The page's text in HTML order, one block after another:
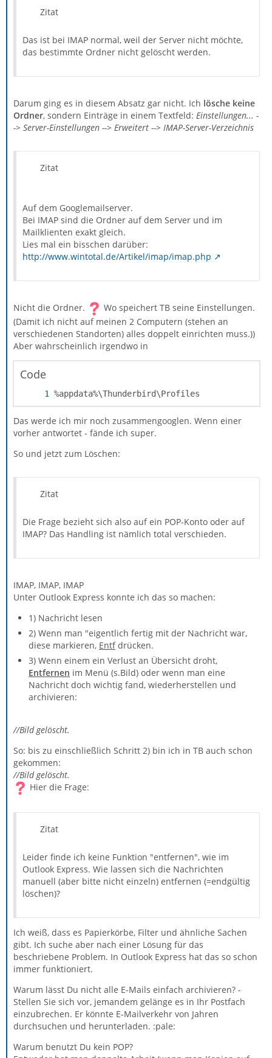
Zitat
Das ist bei IMAP normal, weil der Server nicht möchte,
das bestimmte Ordner nicht gelöscht werden.
Darum ging es in diesem Absatz gar nicht. Ich lösche keine
Ordner, sondern Einträge in einem Textfeld: Einstellungen... -
-> Server-Einstellungen --> Erweitert --> IMAP-Server-Verzeichnis
Zitat
Auf dem Googlemailserver.
Bei IMAP sind die Ordner auf dem Server und im
Mailklienten exakt gleich.
Lies mal ein bisschen darüber:
http://www.wintotal.de/Artikel/imap/imap.php
Nicht die Ordner.
Wo speichert TB seine Einstellungen.
(Damit ich nicht auf meinen 2 Computern (stehen an
verschiedenen Standorten) alles doppelt einrichten muss.))
Aber wahrscheinlich irgendwo in
Code
%appdata%\Thunderbird\Profiles
Das werde ich mir noch zusammengooglen. Wenn einer
vorher antwortet - fände ich super.
So und jetzt zum Löschen:
Zitat
Die Frage bezieht sich also auf ein POP-Konto oder auf
IMAP? Das Handling ist nämlich total verschieden.
IMAP, IMAP, IMAP
Unter Outlook Express konnte ich das so machen:
1) Nachricht lesen
2) Wenn man "eigentlich fertig mit der Nachricht war,
diese markieren, Entfdrücken.
3) Wenn einem ein Verlust an Übersicht droht,
Entfernen im Menü (s.Bild) oder wenn man eine
Nachricht doch wichtig fand, wiederherstellen und
archivieren:
//Bild gelöscht.
So: bis zu einschließlich Schritt 2) bin ich in TB auch schon
gekommen:
//Bild gelöscht.
Hier die Frage:
Zitat
Leider finde ich keine Funktion "entfernen", wie im
Outlook Express. Wie lassen sich die Nachrichten
manuell (aber bitte nicht einzeln) entfernen (=endgültig
löschen)?
Ich weiß, dass es Papierkörbe, Filter und ähnliche Sachen
gibt. Ich suche aber nach einer Lösung für das
beschriebene Problem. In Outlook Express hat das so schon
immer funktioniert.
Warum lässt Du nicht alle E-Mails einfach archivieren? -
Stellen Sie sich vor, jemandem gelänge es in Ihr Postfach
einzubrechen. Er könnte E-Mailverkehr von Jahren
durchsuchen und herunterladen. :pale:
Warum benutzt Du kein POP?